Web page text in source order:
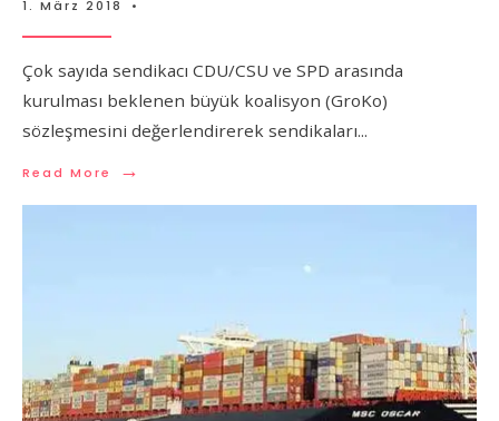
1. März 2018 •
Çok sayıda sendikacı CDU/CSU ve SPD arasında
kurulması beklenen büyük koalisyon (GroKo)
sözleşmesini değerlendirerek sendikaları...
Read More →